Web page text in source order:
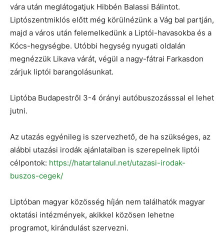
vára után meglátogatjuk Hibbén Balassi Bálintot.
Liptószentmiklós előtt még körülnézünk a Vág bal partján,
majd a város után felemelkedünk a Liptói-havasokba és a
Kócs-hegységbe. Utóbbi hegység nyugati oldalán
megnézzük Likava várát, végül a nagy-fátrai Farkasdon
zárjuk liptói barangolásunkat.
Liptóba Budapestről 3-4 órányi autóbuszozásssal el lehet
jutni.
Az utazás egyénileg is szervezhető, de ha szükséges, az
alábbi utazási irodák ajánlataiban is szerepelnek liptói
célpontok: https://hatartalanul.net/utazasi-irodak-
buszos-cegek/
Liptóban magyar közösség híján nem találhatók magyar
oktatási intézmények, akikkel közösen lehetne
programot, kirándulást szervezni.